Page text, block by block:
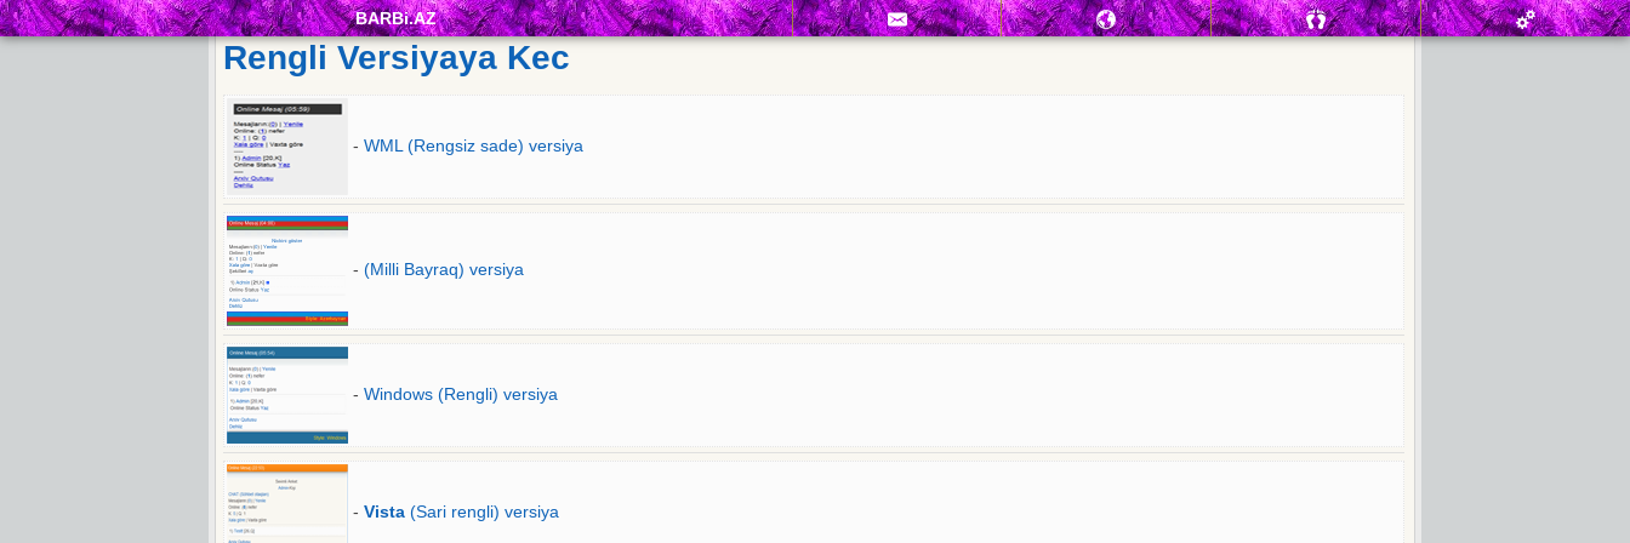
BARBi.AZ
Rengli Versiyaya Kec
- WML (Rengsiz sade) versiya
- (Milli Bayraq) versiya
- Windows (Rengli) versiya
- Vista (Sari rengli) versiya